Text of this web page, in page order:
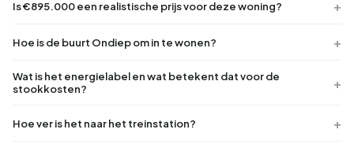
Is €895.000 een realistische prijs voor deze woning?
Hoe is de buurt Ondiep om in te wonen?
Wat is het energielabel en wat betekent dat voor de
stookkosten?
Hoe ver is het naar het treinstation?